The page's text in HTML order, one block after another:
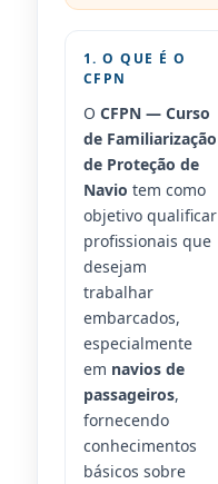
1. O QUE É O
CFPN
O CFPN — Curso
de Familiarização
de Proteção de
Navio tem como
objetivo qualificar
profissionais que
desejam
trabalhar
embarcados,
especialmente
em navios de
passageiros,
fornecendo
conhecimentos
básicos sobre